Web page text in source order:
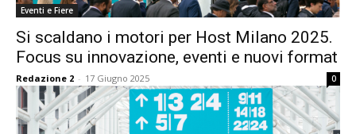
Eventi e Fiere
Si scaldano i motori per Host Milano 2025.
Focus su innovazione, eventi e nuovi format
Redazione 2 - 17 Giugno 2025 0